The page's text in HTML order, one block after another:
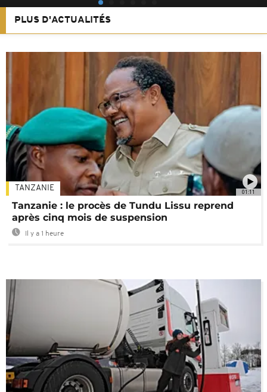
PLUS D'ACTUALITÉS
01:11
TANZANIE
Tanzanie : le procès de Tundu Lissu reprend
après cinq mois de suspension
Il y a 1 heure